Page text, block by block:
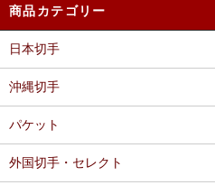
商品カテゴリー
日本切手
沖縄切手
パケット
外国切手・セレクト